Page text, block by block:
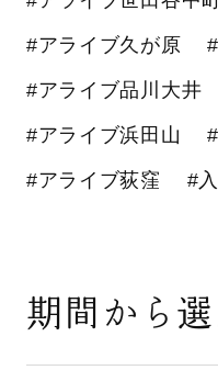
#アライブ久が原
#アライブ品川大井
#アライブ浜田山
#アライブ荻窪 #
期間から選